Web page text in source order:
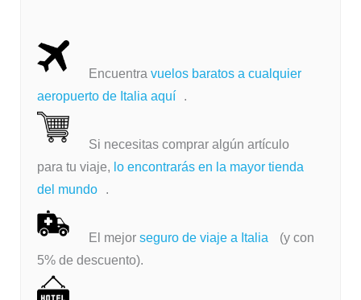
Encuentra vuelos baratos a cualquier
aeropuerto de Italia aquí
.
Si necesitas comprar algún artículo
para tu viaje, lo encontrarás en la mayor tienda
del mundo
.
El mejor seguro de viaje a Italia
(y con
5% de descuento).